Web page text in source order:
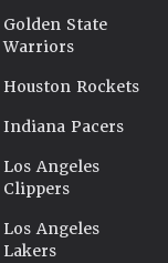
Golden State
Warriors
Houston Rockets
Indiana Pacers
Los Angeles
Clippers
Los Angeles
Lakers